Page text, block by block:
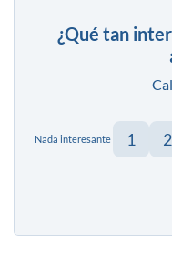
¿Qué tan
Nada interesante 1 2